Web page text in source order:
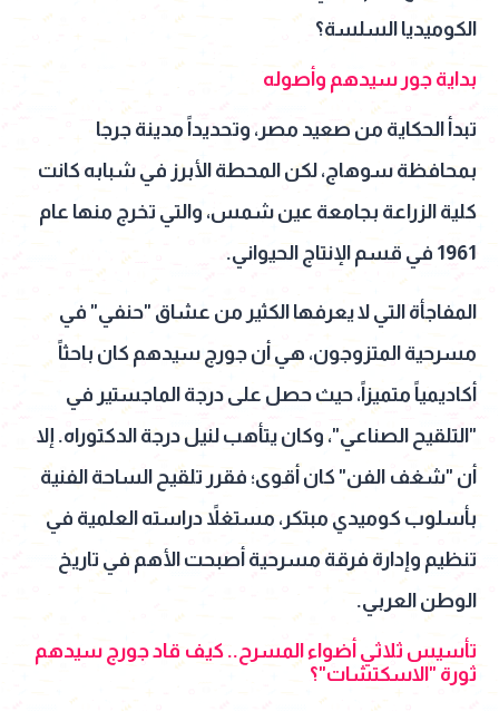
الكوميديا السلسة؟
بداية جور سيدهم وأصوله
تبدأ الحكاية من صعيد مصر، وتحديداً مدينة جرجا
بمحافظة سوهاج، لكن المحطة الأبرز في شبابه كانت
كلية الزراعة بجامعة عين شمس، والتي تخرج منها عام
1961 في قسم الإنتاج الحيواني.
المفاجأة التي لا يعرفها الكثير من عشاق "حنفي" في
مسرحية المتزوجون، هي أن جورج سيدهم كان باحثاً
أكاديمياً متميزاً، حيث حصل على درجة الماجستير في
"التلقيح الصناعي"، وكان يتأهب لنيل درجة الدكتوراه. إلا
أن "شغف الفن" كان أقوى؛ فقرر تلقيح الساحة الفنية
بأسلوب كوميدي مبتكر، مستغلاً دراسته العلمية في
تنظيم وإدارة فرقة مسرحية أصبحت الأهم في تاريخ
الوطن العربي.
تأسيس ثلاثي أضواء المسرح.. كيف قاد جورج سيدهم
ثورة "الاسكتشات"؟